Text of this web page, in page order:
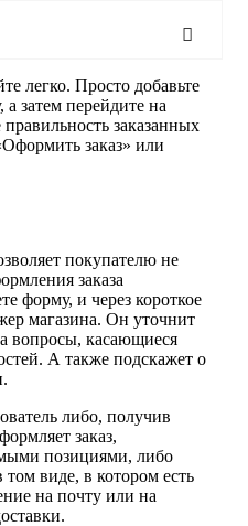
легко. Просто добавьте
затем перейдите на
заказанных
заказ» или
покупателю не
заказа
форму, и через короткое
магазина. Он уточнит
вопросы, касающиеся
А также подскажет о
либо, получив
заказ,
позициями, либо
виде, в котором есть
на почту или на